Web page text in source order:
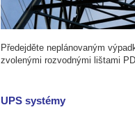
Předejděte neplánovaným
zvolenými rozvodnými lištami
UPS systémy